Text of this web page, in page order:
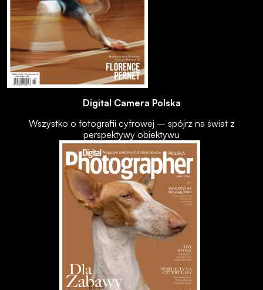
Digital Camera Polska
Wszystko o fotografii cyfrowej – spójrz na świat z
perspektywy obiektywu